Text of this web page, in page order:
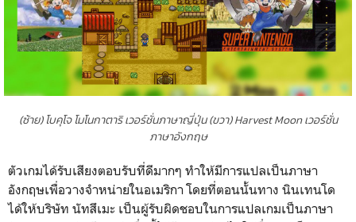
(ซ้าย) โบคุโจ โมโนกาตาริ เวอร์ชั่นภาษาญี่ปุ่น (ขวา) Harvest Moon เวอร์ชั่น
ภาษาอังกฤษ
ตัวเกมได้รับเสียงตอบรับที่ดีมากๆ ทำให้มีการแปลเป็นภาษา
อังกฤษเพื่อวางจำหน่ายในอเมริกา โดยที่ตอนนั้นทาง นินเทนโด
ได้ให้บริษัท นัทสึเมะ เป็นผู้รับผิดชอบในการแปลเกมเป็นภาษา